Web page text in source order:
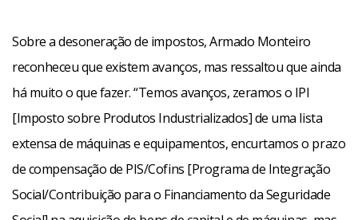
Sobre a desoneração de impostos, Armado Monteiro
reconheceu que existem avanços, mas ressaltou que ainda
há muito o que fazer. “Temos avanços, zeramos o IPI
[Imposto sobre Produtos Industrializados] de uma lista
extensa de máquinas e equipamentos, encurtamos o prazo
de compensação de PIS/Cofins [Programa de Integração
Social/Contribuição para o Financiamento da Seguridade